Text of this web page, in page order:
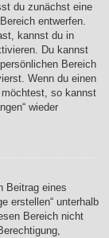
du zunächst eine
entwerfen.
kannst du in
Du kannst
Bereich
Wenn du einen
so kannst
wieder
Beitrag eines
erstellen“ unterhalb
Bereich nicht